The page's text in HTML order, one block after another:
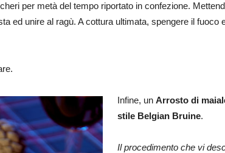
per metà del tempo riportato in confezione.
ed unire al ragù. A cottura ultimata, spengere il fuoco
Infine, un Arrosto di
stile Belgian Bruine.
Il procedimento che vi